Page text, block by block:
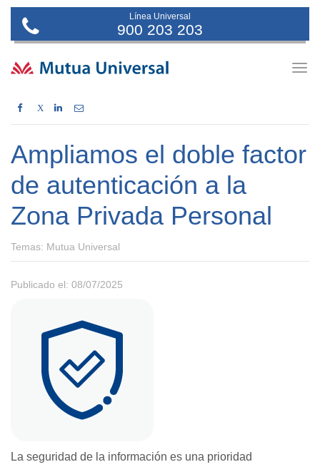
Línea Universal
900 203 203
X
Ampliamos el doble factor
de autenticación a la
Zona Privada Personal
Temas: Mutua Universal
Publicado el: 08/07/2025
La seguridad de la información es una prioridad